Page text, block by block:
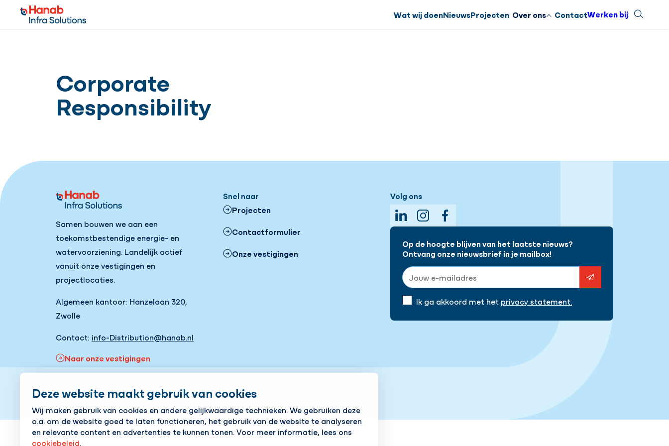
Deze website maakt gebruik van cookies
Wij maken gebruik van cookies en andere gelijkwaardige technieken. We gebruiken deze
o.a. om de website goed te laten functioneren, het gebruik van de website te analyseren
en relevante content en advertenties te kunnen tonen. Voor meer informatie, lees ons
cookiebeleid.
Wat wij doenNieuwsProjecten Over ons ContactWerken bij Zoeken
Corporate
Responsibility
Samen bouwen we aan een
toekomstbestendige energie- en
watervoorziening. Landelijk actief
vanuit onze vestigingen en
projectlocaties.
Algemeen kantoor: Hanzelaan 320,
Zwolle
Contact: info-Distribution@hanab.nl
Naar onze vestigingen
Snel naar
Projecten
Contactformulier
Onze vestigingen
Volg ons
LinkedInInstagramFacebook
Op de hoogte blijven van het laatste nieuws?
Ontvang onze nieuwsbrief in je mailbox!
E-mailadres
Ik ga akkoord met het privacy statement.
Cookies aanpassenCookie beleidPrivacy policyResponsible disclosure
Sluiten